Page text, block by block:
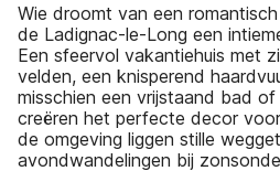
Wie droomt van een
de Ladignac-le-Long een
Een sfeervol vakantiehuis met
velden, een knisperend
misschien een vrijstaand bad
creëren het perfecte decor
de omgeving liggen stille
avondwandelingen bij